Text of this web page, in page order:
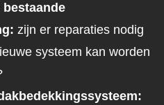
bestaande
zijn er reparaties nodig
systeem kan worden